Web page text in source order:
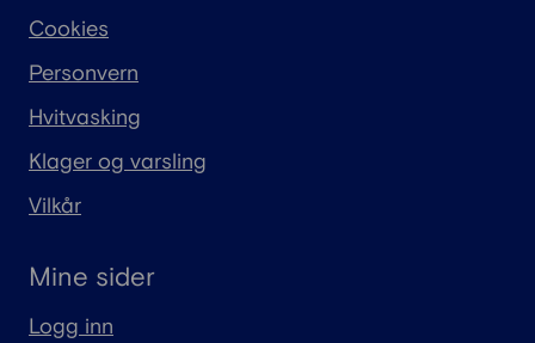
Cookies
Personvern
Hvitvasking
Klager og varsling
Vilkår
Mine sider
Logg inn